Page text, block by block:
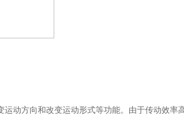
动方向和改变运动形式等功能。由于传动效率